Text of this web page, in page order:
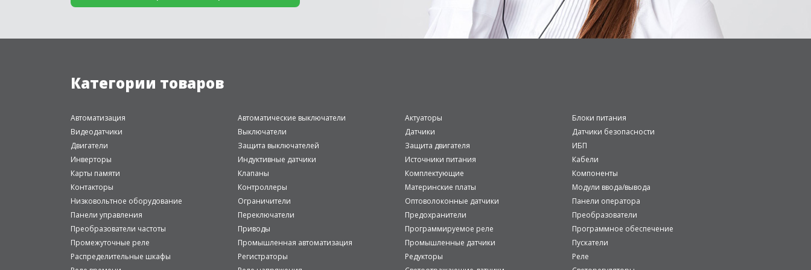
Категории товаров
Автоматизация Автоматические выключатели Актуаторы
Блоки питания
Видеодатчики
Выключатели Датчики
Датчики безопасности
Двигатели
Защита выключателей Защита двигателя
ИБП
Инверторы
Индуктивные датчики Источники питания
Кабели
Карты памяти
Клапаны Комплектующие
Компоненты
Контакторы
Контроллеры Материнские платы
Модули ввода/вывода
Низковольтное оборудование
Ограничители Оптоволоконные датчики
Панели оператора
Панели управления
Переключатели Предохранители
Преобразователи
Преобразователи частоты
Приводы Программируемое реле
Программное обеспечение
Промежуточные реле
Промышленная автоматизация Промышленные датчики
Пускатели
Распределительные шкафы
Регистраторы Редукторы
Реле